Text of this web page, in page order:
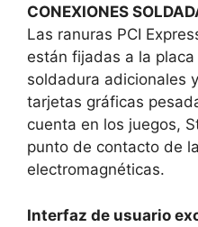
CONEXIONES
Las ranuras PCI
están fijadas a la
soldadura adicionales
tarjetas gráficas
cuenta en los juegos,
punto de contacto de
electromagnéticas.
Interfaz de usuario